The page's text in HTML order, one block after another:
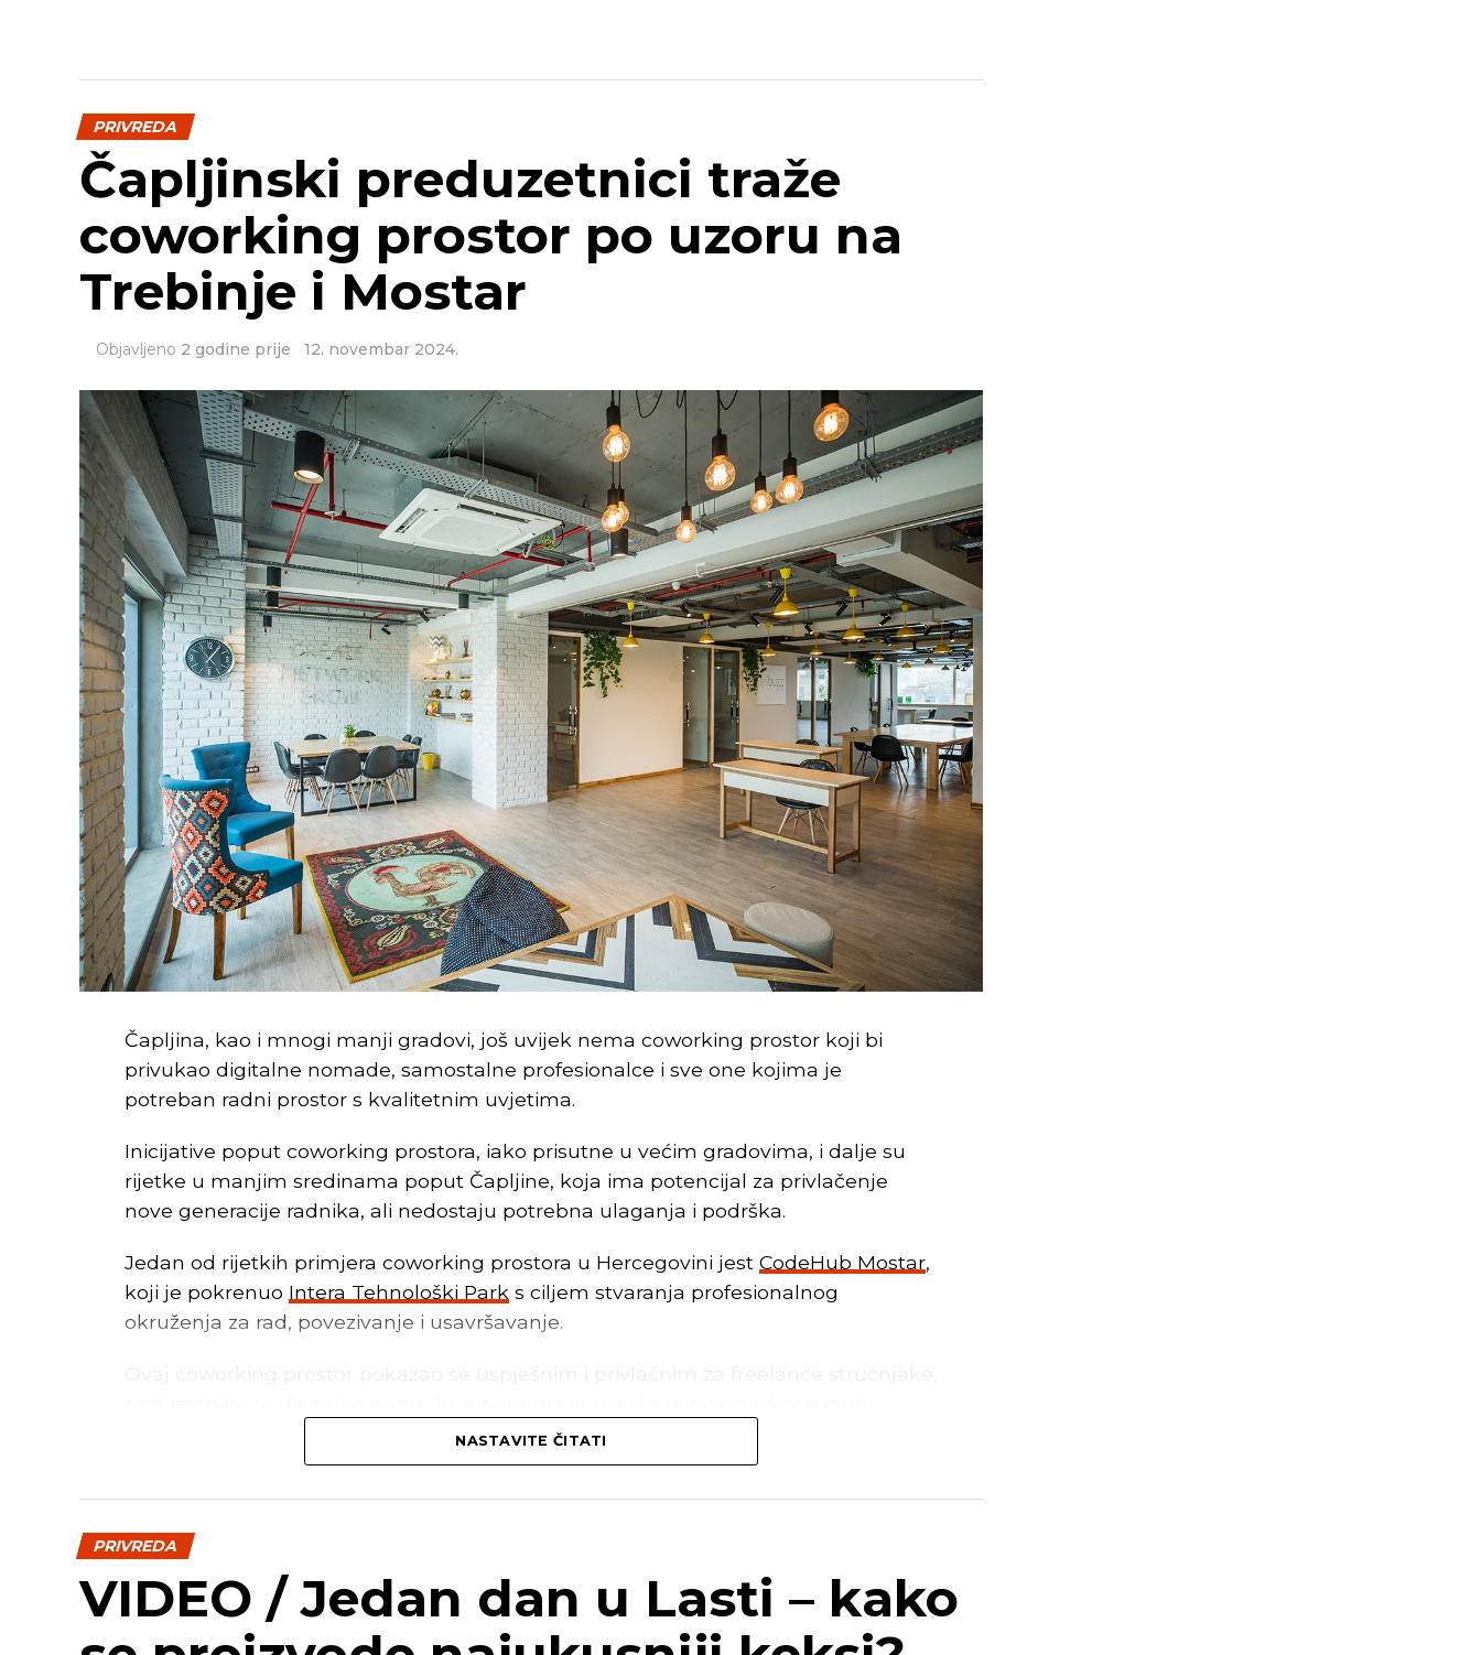
PRIVREDA
Čapljinski preduzetnici traže
coworking prostor po uzoru na
Trebinje i Mostar
Objavljeno 2 godine prije 12. novembar 2024.
Čapljina, kao i mnogi manji gradovi, još uvijek nema coworking prostor koji bi
privukao digitalne nomade, samostalne profesionalce i sve one kojima je
potreban radni prostor s kvalitetnim uvjetima.
Inicijative poput coworking prostora, iako prisutne u većim gradovima, i dalje su
rijetke u manjim sredinama poput Čapljine, koja ima potencijal za privlačenje
nove generacije radnika, ali nedostaju potrebna ulaganja i podrška.
Jedan od rijetkih primjera coworking prostora u Hercegovini jest CodeHub Mostar,
koji je pokrenuo Intera Tehnološki Park s ciljem stvaranja profesionalnog
okruženja za rad, povezivanje i usavršavanje.
prostor mora imati – brz internet, kvalitetne radne stolove, ugodnu radnu
atmosferu i priliku za umrežavanje, pišeČapljinski portal.
Coworking prostori poput CodeHuba nude brojne prednosti koje bi mogle
unaprijediti poslovnu klimu u manjim gradovima kao što je Čapljina.
Prvo, oni pružaju brz internet i tehnološki opremljen prostor, što je ključan
NASTAVITE ČITATI
PRIVREDA
VIDEO / Jedan dan u Lasti – kako